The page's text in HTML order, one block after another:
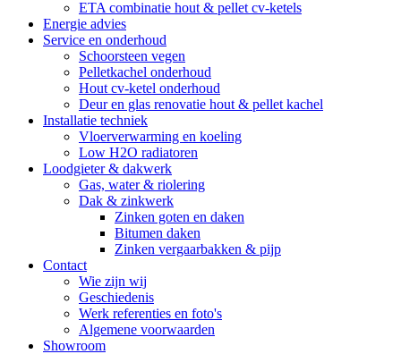
ETA combinatie hout & pellet cv-ketels
Energie advies
Service en onderhoud
Schoorsteen vegen
Pelletkachel onderhoud
Hout cv-ketel onderhoud
Deur en glas renovatie hout & pellet kachel
Installatie techniek
Vloerverwarming en koeling
Low H2O radiatoren
Loodgieter & dakwerk
Gas, water & riolering
Dak & zinkwerk
Zinken goten en daken
Bitumen daken
Zinken vergaarbakken & pijp
Contact
Wie zijn wij
Geschiedenis
Werk referenties en foto's
Algemene voorwaarden
Showroom